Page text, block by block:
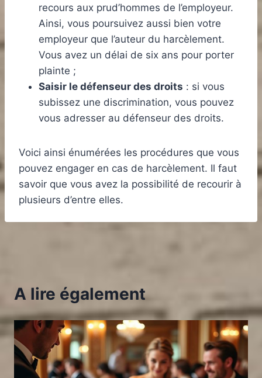
recours aux prud’hommes de l’employeur.
Ainsi, vous poursuivez aussi bien votre
employeur que l’auteur du harcèlement.
Vous avez un délai de six ans pour porter
plainte ;
Saisir le défenseur des droits : si vous
subissez une discrimination, vous pouvez
vous adresser au défenseur des droits.
Voici ainsi énumérées les procédures que vous
pouvez engager en cas de harcèlement. Il faut
savoir que vous avez la possibilité de recourir à
plusieurs d’entre elles.
A lire également